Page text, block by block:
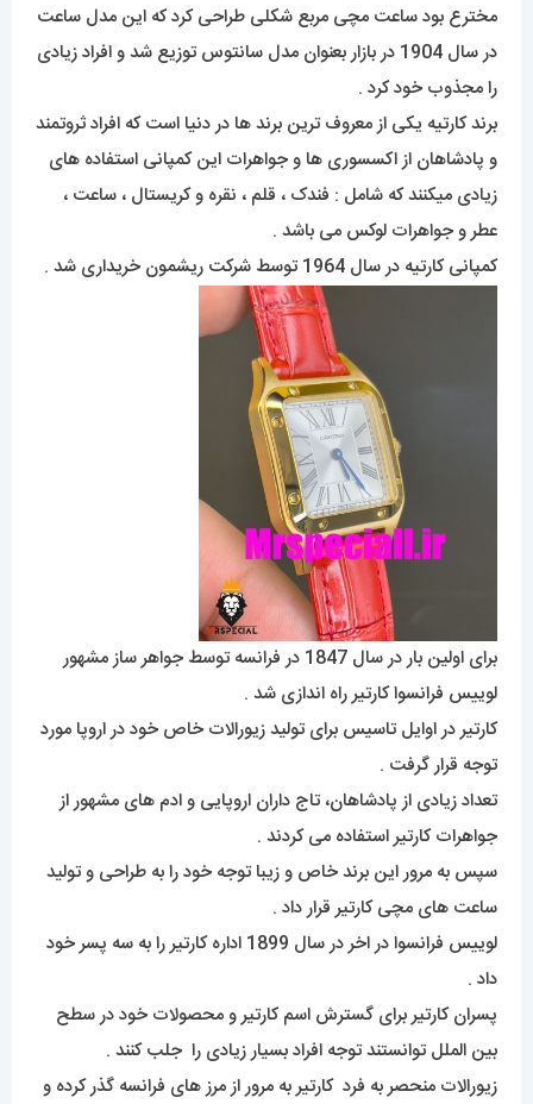
مخترع بود ساعت مچی مربع شکلی طراحی کرد که این مدل ساعت
در سال 1904 در بازار بعنوان مدل سانتوس توزیع شد و افراد زیادی
را مجذوب خود کرد .
برند کارتیه یکی از معروف ترین برند ها در دنیا است که افراد ثروتمند
و پادشاهان از اکسسوری ها و جواهرات این کمپانی استفاده های
زیادی میکنند که شامل : فندک ، قلم ، نقره و کریستال ، ساعت ،
عطر و جواهرات لوکس می باشد .
کمپانی کارتیه در سال 1964 توسط شرکت ریشمون خریداری شد .
برای اولین بار در سال 1847 در فرانسه توسط جواهر ساز مشهور
لوییس فرانسوا کارتیر راه اندازی شد .
کارتیر در اوایل تاسیس برای تولید زیورالات خاص خود در اروپا مورد
توجه قرار گرفت .
تعداد زیادی از پادشاهان، تاج داران اروپایی و ادم های مشهور از
جواهرات کارتیر استفاده می کردند .
سپس به مرور این برند خاص و زیبا توجه خود را به طراحی و تولید
ساعت های مچی کارتیر قرار داد .
لوییس فرانسوا در اخر در سال 1899 اداره کارتیر را به سه پسر خود
داد .
پسران کارتیر برای گسترش اسم کارتیر و محصولات خود در سطح
بین الملل توانستند توجه افراد بسیار زیادی را جلب کنند .
زیورالات منحصر به فرد کارتیر به مرور از مرز های فرانسه گذر کرده و